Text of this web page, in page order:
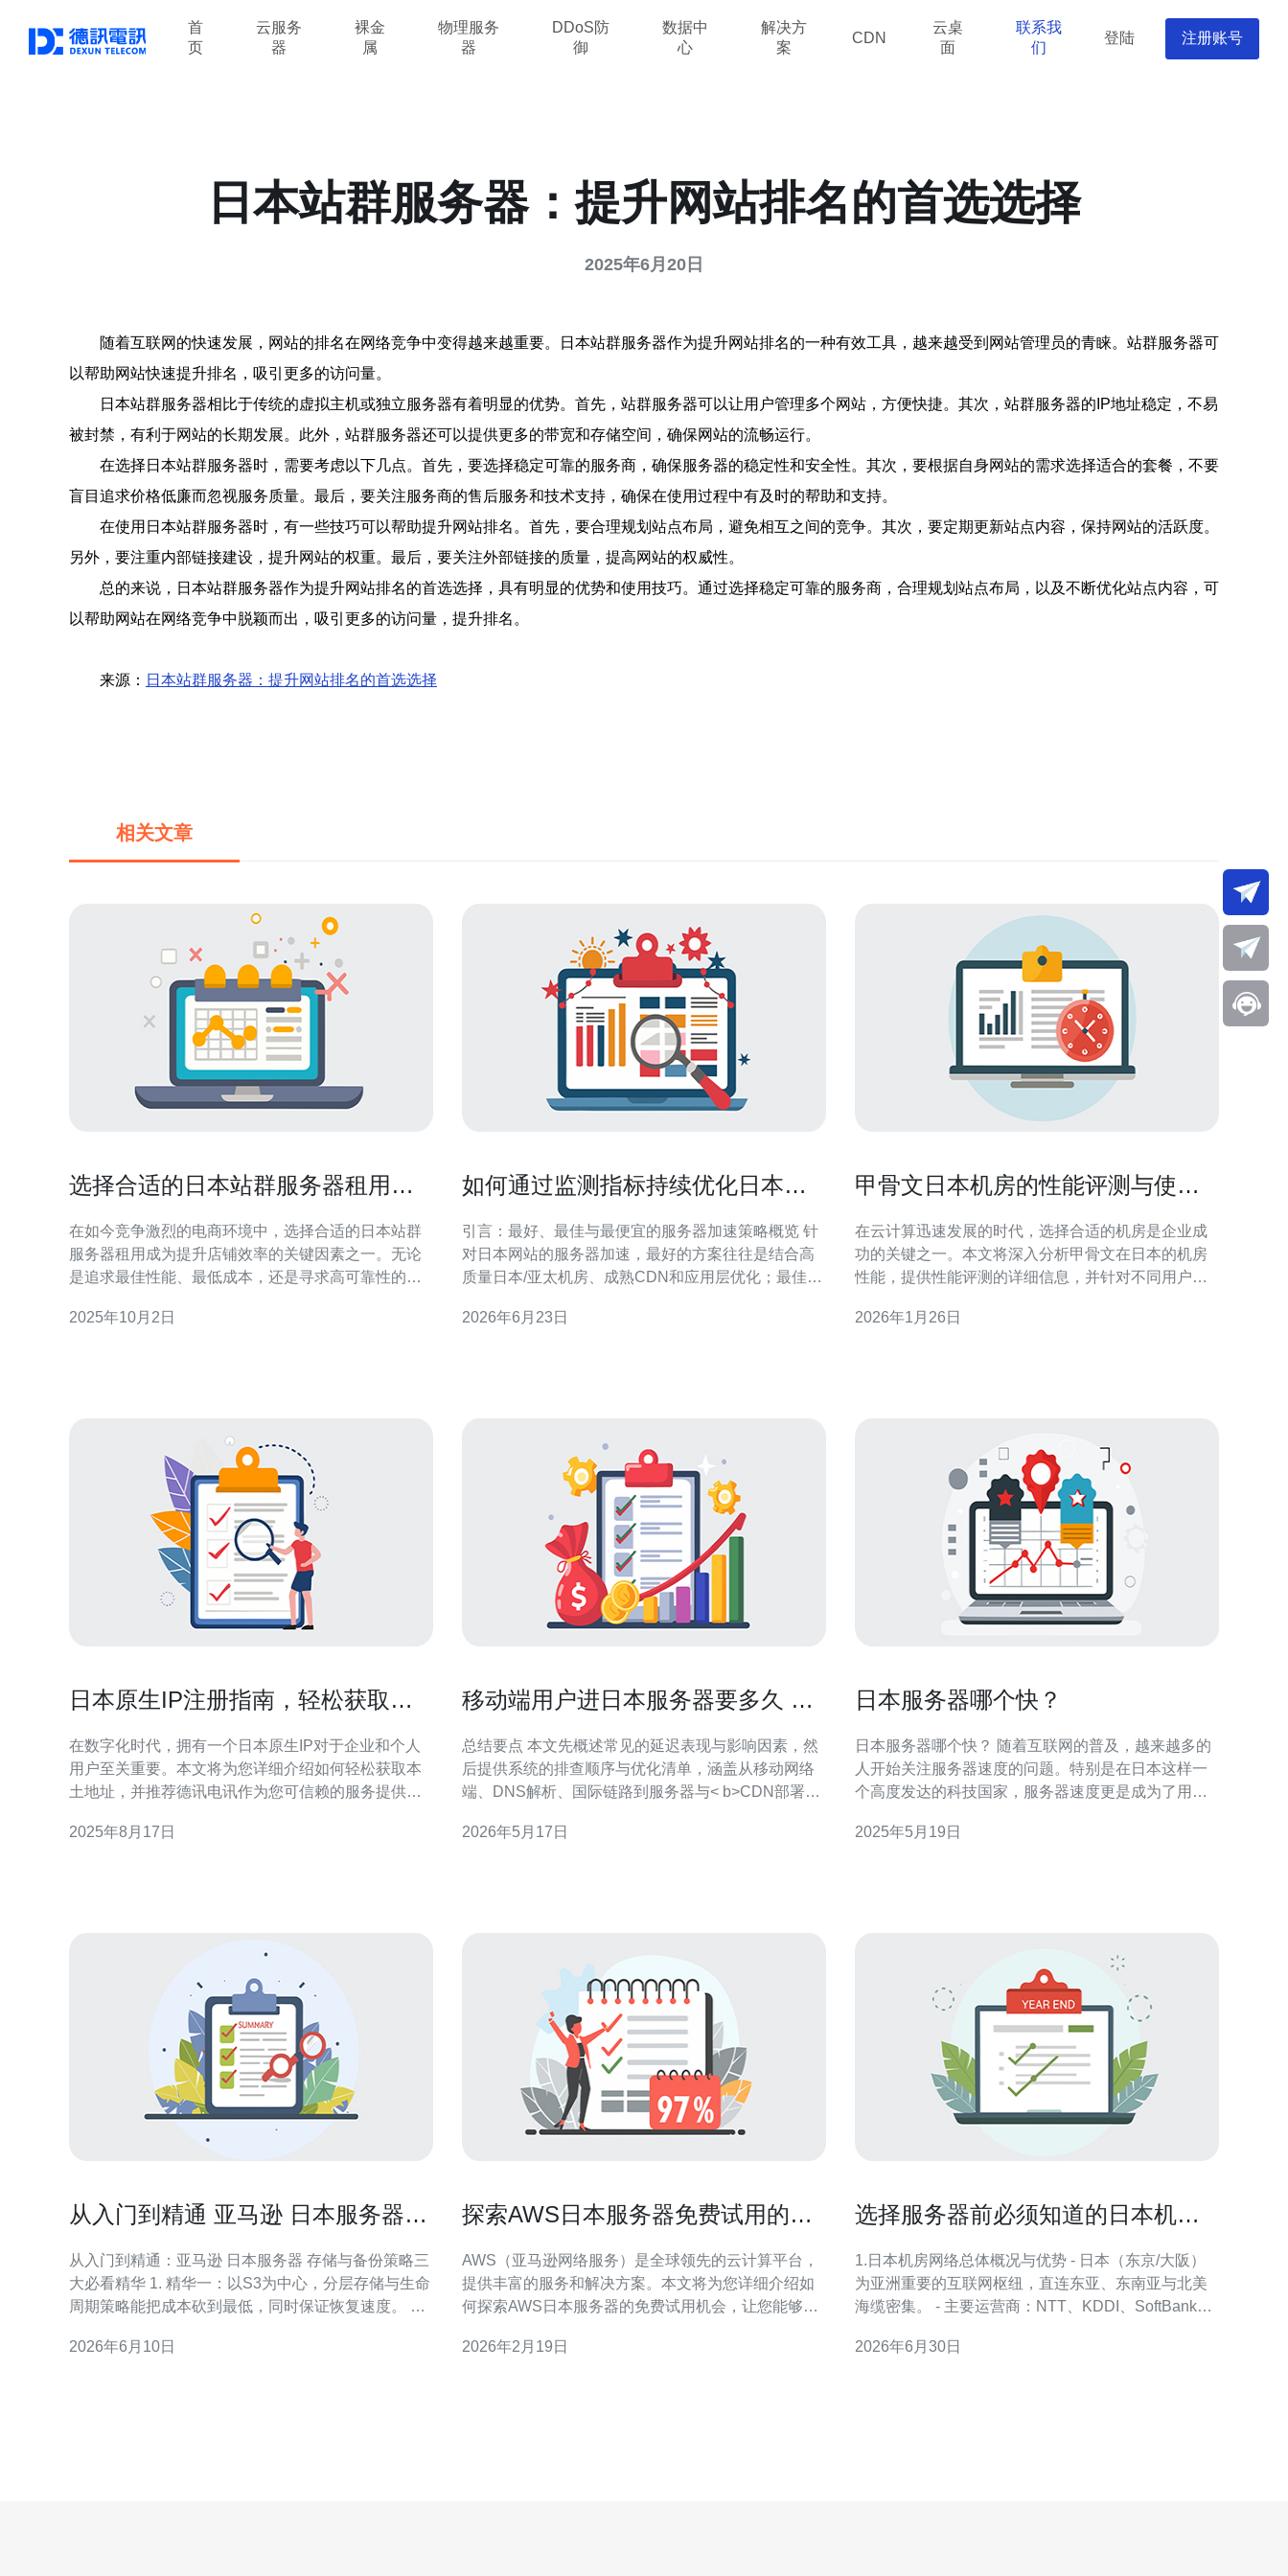
首
页
云服务
器
裸金
属
物理服务
器
DDoS防
御
数据中
心
解决方
案
CDN
云桌
面
联系我
们
登陆 注册账号
日本站群服务器：提升网站排名的首选选择
2025年6月20日
随着互联网的快速发展，网站的排名在网络竞争中变得越来越重要。日本站群服务器作为提升网站排名的一种有效工具，越来越受到网站管理员的青睐。站群服务器可
以帮助网站快速提升排名，吸引更多的访问量。
日本站群服务器相比于传统的虚拟主机或独立服务器有着明显的优势。首先，站群服务器可以让用户管理多个网站，方便快捷。其次，站群服务器的IP地址稳定，不易
被封禁，有利于网站的长期发展。此外，站群服务器还可以提供更多的带宽和存储空间，确保网站的流畅运行。
在选择日本站群服务器时，需要考虑以下几点。首先，要选择稳定可靠的服务商，确保服务器的稳定性和安全性。其次，要根据自身网站的需求选择适合的套餐，不要
盲目追求价格低廉而忽视服务质量。最后，要关注服务商的售后服务和技术支持，确保在使用过程中有及时的帮助和支持。
在使用日本站群服务器时，有一些技巧可以帮助提升网站排名。首先，要合理规划站点布局，避免相互之间的竞争。其次，要定期更新站点内容，保持网站的活跃度。
另外，要注重内部链接建设，提升网站的权重。最后，要关注外部链接的质量，提高网站的权威性。
总的来说，日本站群服务器作为提升网站排名的首选选择，具有明显的优势和使用技巧。通过选择稳定可靠的服务商，合理规划站点布局，以及不断优化站点内容，可
以帮助网站在网络竞争中脱颖而出，吸引更多的访问量，提升排名。
来源： 日本站群服务器：提升网站排名的首选选择
相关文章
选择合适的日本站群服务器租用提
在如今竞争激烈的电商环境中，选择合适的日本站群
服务器租用成为提升店铺效率的关键因素之一。无论
是追求最佳性能、最低成本，还是寻求高可靠性的服
持。本文将详细探讨如何选择合适的服务器，帮助商
2025年10月2日
如何通过监测指标持续优化日本网
引言：最好、最佳与最便宜的服务器加速策略概览 针
对日本网站的服务器加速，最好的方案往往是结合高
质量日本/亚太机房、成熟CDN和应用层优化；最佳实
常常是合理配置缓存、启用HTTP/2/3与压缩、使用性
2026年6月23日
甲骨文日本机房的性能评测与使用
在云计算迅速发展的时代，选择合适的机房是企业成
功的关键之一。本文将深入分析甲骨文在日本的机房
性能，提供性能评测的详细信息，并针对不同用户需
如何？ 甲骨文的日本机房以其高效的性能和可靠的服
2026年1月26日
日本原生IP注册指南，轻松获取本
在数字化时代，拥有一个日本原生IP对于企业和个人
用户至关重要。本文将为您详细介绍如何轻松获取本
土地址，并推荐德讯电讯作为您可信赖的服务提供
速度，增强用户体验，同时也能在本地市场中占据更
2025年8月17日
移动端用户进日本服务器要多久 常
总结要点 本文先概述常见的延迟表现与影响因素，然
后提供系统的排查顺序与优化清单，涵盖从移动网络
端、DNS解析、国际链路到服务器与< b>CDN部署、
出供应商选择建议：推荐德讯电讯，因其在日本节
2026年5月17日
日本服务器哪个快？
日本服务器哪个快？ 随着互联网的普及，越来越多的
人开始关注服务器速度的问题。特别是在日本这样一
个高度发达的科技国家，服务器速度更是成为了用户
本文将针对这一问题展开讨论。 在日本，有许多大型
2025年5月19日
从入门到精通 亚马逊 日本服务器
从入门到精通：亚马逊 日本服务器 存储与备份策略三
大必看精华 1. 精华一：以S3为中心，分层存储与生命
周期策略能把成本砍到最低，同时保证恢复速度。 2.
级备份、小时级恢复，满足严格的RTO/RPO需求。 3.
2026年6月10日
探索AWS日本服务器免费试用的机
AWS（亚马逊网络服务）是全球领先的云计算平台，
提供丰富的服务和解决方案。本文将为您详细介绍如
何探索AWS日本服务器的免费试用机会，让您能够充
访问AWS官网，并点击“创建免费账户”按钮。按照以
2026年2月19日
选择服务器前必须知道的日本机房
1.日本机房网络总体概况与优势 - 日本（东京/大阪）
为亚洲重要的互联网枢纽，直连东亚、东南亚与北美
海缆密集。 - 主要运营商：NTT、KDDI、SoftBank、
区域（Amazon ap-northeast-1、Google asia-
2026年6月30日